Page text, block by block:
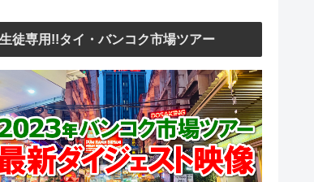
生徒専用!!タイ・バンコク市場ツアー